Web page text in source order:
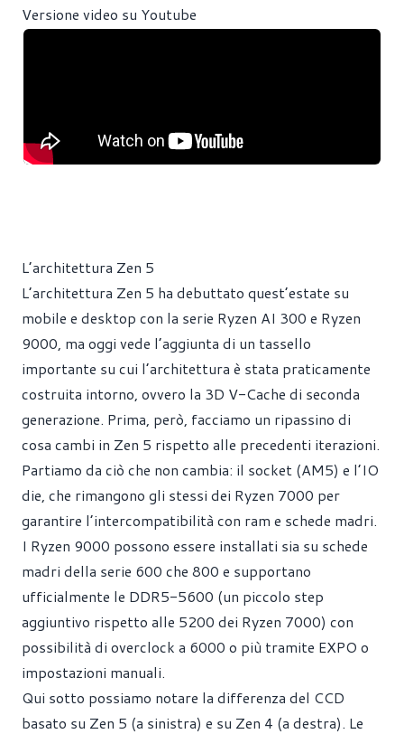
Versione video su Youtube
L’architettura Zen 5
L’architettura Zen 5 ha debuttato quest’estate su
mobile e desktop con la serie Ryzen AI 300 e Ryzen
9000, ma oggi vede l’aggiunta di un tassello
importante su cui l’architettura è stata praticamente
costruita intorno, ovvero la 3D V-Cache di seconda
generazione. Prima, però, facciamo un ripassino di
cosa cambi in Zen 5 rispetto alle precedenti iterazioni.
Partiamo da ciò che non cambia: il socket (AM5) e l’IO
die, che rimangono gli stessi dei Ryzen 7000 per
garantire l’intercompatibilità con ram e schede madri.
I Ryzen 9000 possono essere installati sia su schede
madri della serie 600 che 800 e supportano
ufficialmente le DDR5-5600 (un piccolo step
aggiuntivo rispetto alle 5200 dei Ryzen 7000) con
possibilità di overclock a 6000 o più tramite EXPO o
impostazioni manuali.
Qui sotto possiamo notare la differenza del CCD
basato su Zen 5 (a sinistra) e su Zen 4 (a destra). Le